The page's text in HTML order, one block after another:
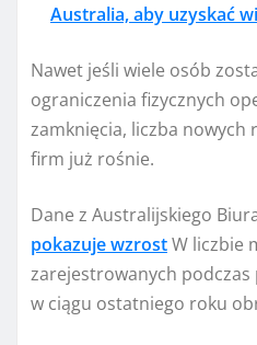
Australia, aby uzyskać
Nawet jeśli wiele osób
ograniczenia fizycznych
zamknięcia, liczba nowych
firm już rośnie.
Dane z Australijskiego
pokazuje wzrostW liczbie
zarejestrowanych podczas
w ciągu ostatniego roku